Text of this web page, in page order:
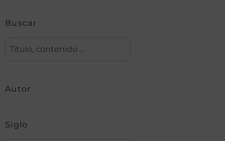
Buscar
Autor
Siglo